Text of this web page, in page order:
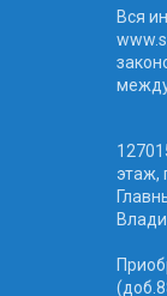
Вся
этаж,